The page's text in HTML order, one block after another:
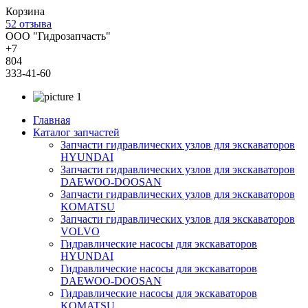
Корзина
52 отзыва
ООО "Гидрозапчасть"
+7
804
333-41-60
Главная
Каталог запчастей
Запчасти гидравлических узлов для экскаваторов
HYUNDAI
Запчасти гидравлических узлов для экскаваторов
DAEWOO-DOOSAN
Запчасти гидравлических узлов для экскаваторов
KOMATSU
Запчасти гидравлических узлов для экскаваторов
VOLVO
Гидравлические насосы для экскаваторов
HYUNDAI
Гидравлические насосы для экскаваторов
DAEWOO-DOOSAN
Гидравлические насосы для экскаваторов
KOMATSU